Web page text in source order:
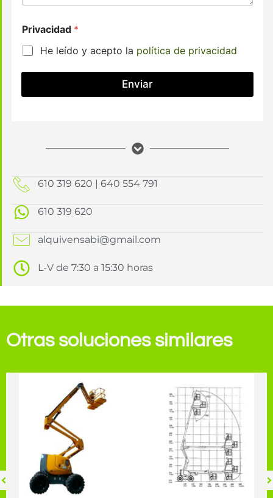
Privacidad *
He leído y acepto la política de privacidad
Enviar
610 319 620 | 640 554 791
610 319 620
alquivensabi@gmail.com
L-V de 7:30 a 15:30 horas
Otras soluciones similares